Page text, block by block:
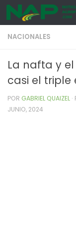
Skip to content
NACIONALES
La nafta y
casi el triple
POR GABRIEL QUAIZEL
JUNIO, 2024